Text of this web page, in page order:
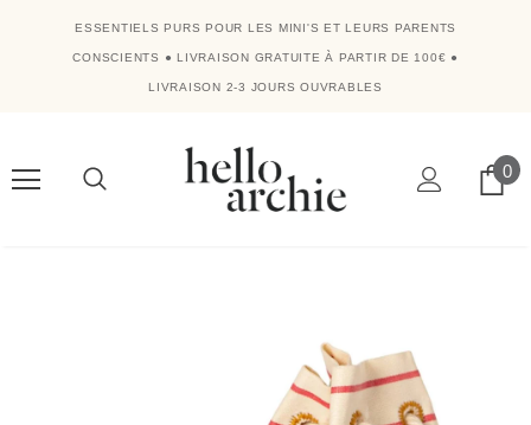
ESSENTIELS PURS POUR LES MINI'S ET LEURS PARENTS
CONSCIENTS ● LIVRAISON GRATUITE À PARTIR DE 100€ ●
LIVRAISON 2-3 JOURS OUVRABLES
0